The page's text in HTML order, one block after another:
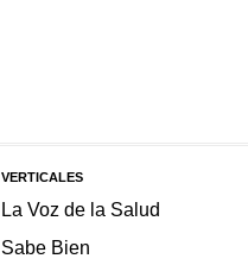
VERTICALES
La Voz de la Salud
Sabe Bien